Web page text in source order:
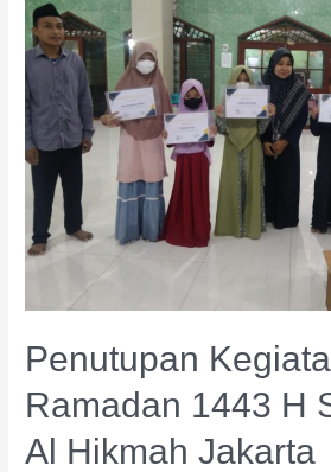
Penutupan
Ramadan 1443 H
Al Hikmah Jakarta
Ramadan
1443
H
Santri
RQ
Al
Hikmah
Jakarta